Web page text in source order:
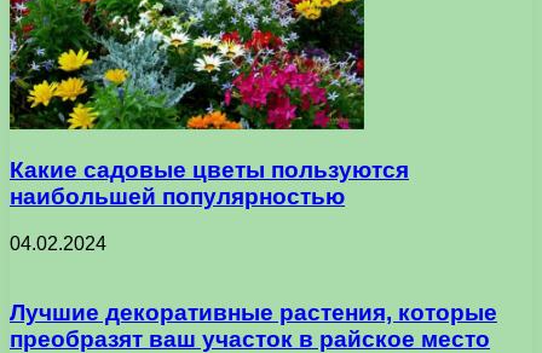
Какие садовые цветы пользуются
наибольшей популярностью
04.02.2024
Лучшие декоративные растения, которые
преобразят ваш участок в райское место